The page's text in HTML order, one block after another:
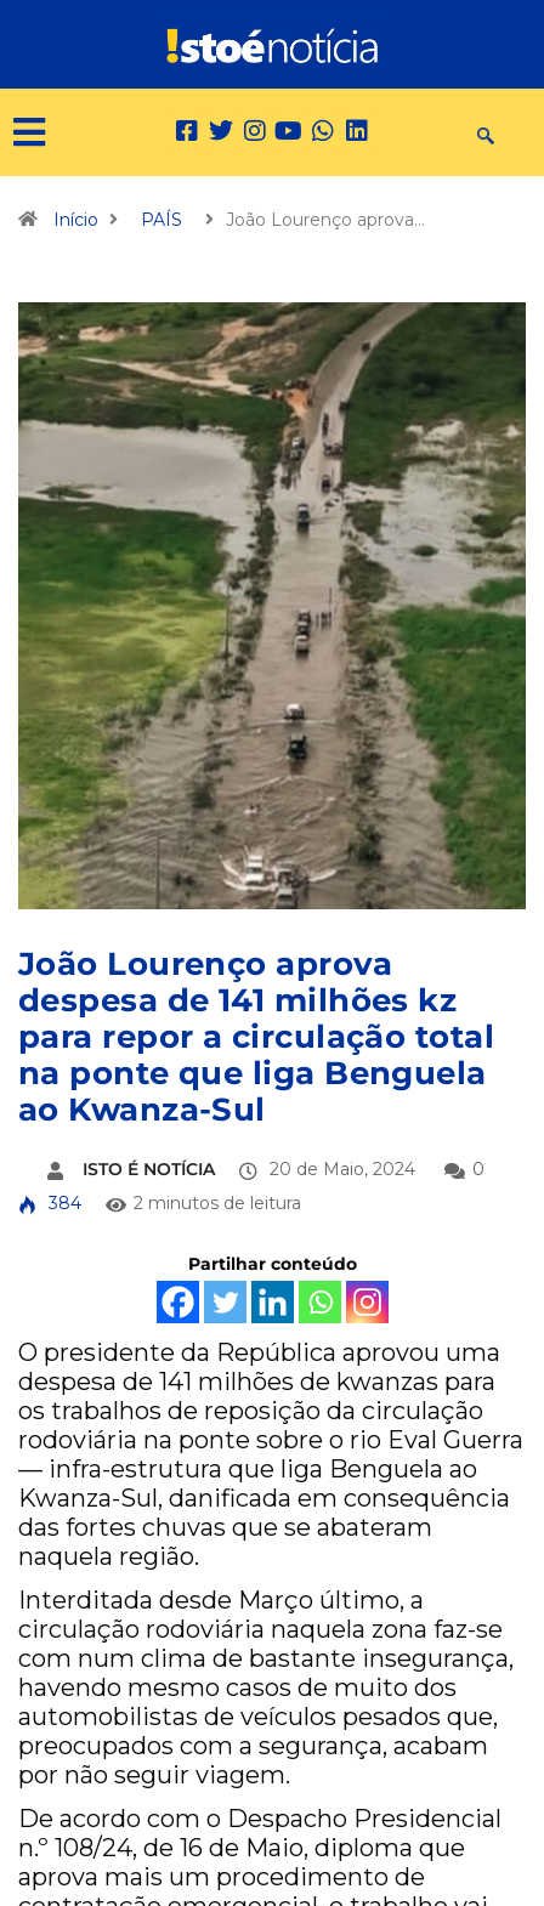
Início PAÍS João Lourenço aprova…
João Lourenço aprova
despesa de 141 milhões kz
para repor a circulação total
na ponte que liga Benguela
ao Kwanza-Sul
ISTO É NOTÍCIA 20 de Maio, 2024
0
384
2 minutos de leitura
Partilhar conteúdo
O presidente da República aprovou uma
despesa de 141 milhões de kwanzas para
os trabalhos de reposição da circulação
rodoviária na ponte sobre o rio Eval Guerra
— infra-estrutura que liga Benguela ao
Kwanza-Sul, danificada em consequência
das fortes chuvas que se abateram
naquela região.
Interditada desde Março último, a
circulação rodoviária naquela zona faz-se
com num clima de bastante insegurança,
havendo mesmo casos de muito dos
automobilistas de veículos pesados que,
preocupados com a segurança, acabam
por não seguir viagem.
De acordo com o Despacho Presidencial
n.º 108/24, de 16 de Maio, diploma que
aprova mais um procedimento de